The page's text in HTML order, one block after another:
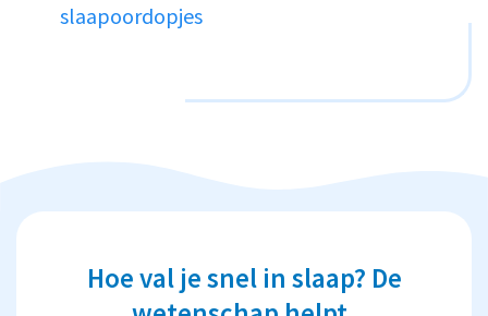
slaapoordopjes
Hoe val je snel in slaap? De